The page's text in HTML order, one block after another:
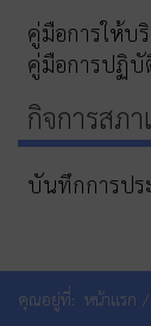
คู่มือการให้บ
คู่มือการปฏิบั
กิจการสภ
บันทึกการปร
คุณอยู่ที่: หน้าแรก